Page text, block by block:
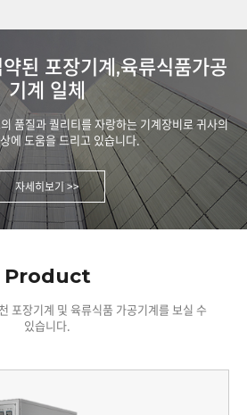
된 포장기계,육류식품가공
기계 일체
품질과 퀄리티를 자랑하는 기계장비로 귀사의
에 도움을 드리고 있습니다.
자세히보기 >>
Product
포장기계 및 육류식품 가공기계를 보실 수
있습니다.